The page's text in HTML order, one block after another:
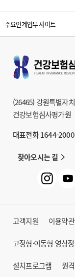
8 HIRA
9 건강보험심사평가
학술지 HIRA
11 청구방법 및
12
거짓청구요양기관명단
대체조제정보시스템
건강보험심사평가원
주요연계업무 사이트
(26465) 강원특별자
건강보험심사평가원
대표전화 1644-2000
찾아오시는 길
고객지원 이용약관
고정형·이동형 영상
설치프로그램 원